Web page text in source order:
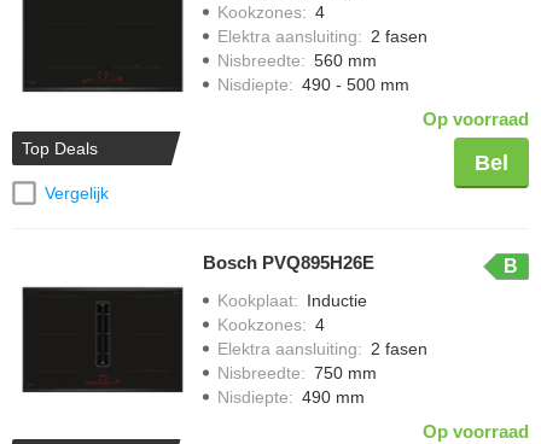
Top Deals
Vergelijk
Kookzones: 4
Elektra aansluiting: 2 fasen
Nisbreedte: 560 mm
Nisdiepte: 490 - 500 mm
Op voorraad
Bel
Bosch PVQ895H26E B
Kookplaat: Inductie
Kookzones: 4
Elektra aansluiting: 2 fasen
Nisbreedte: 750 mm
Nisdiepte: 490 mm
Op voorraad